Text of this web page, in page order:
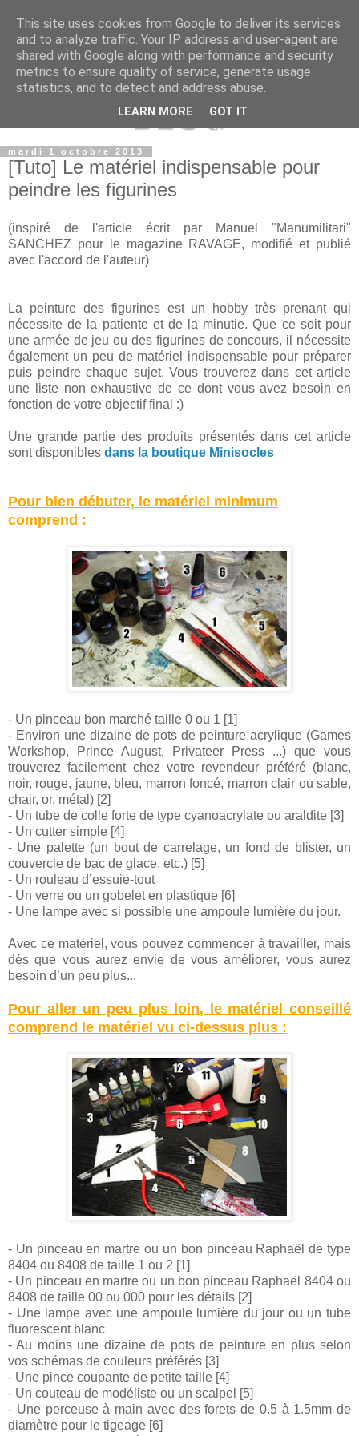
mardi 1 octobre 2013
[Tuto] Le matériel indispensable pour
peindre les figurines
(inspiré de l'article écrit par Manuel "Manumilitari"
SANCHEZ pour le magazine RAVAGE, modifié et publié
avec l'accord de l'auteur)
La peinture des figurines est un hobby très prenant qui
nécessite de la patiente et de la minutie. Que ce soit pour
une armée de jeu ou des figurines de concours, il nécessite
également un peu de matériel indispensable pour préparer
puis peindre chaque sujet. Vous trouverez dans cet article
une liste non exhaustive de ce dont vous avez besoin en
fonction de votre objectif final :)
Une grande partie des produits présentés dans cet article
sont disponibles dans la boutique Minisocles
Pour bien débuter, le matériel minimum
comprend :
- Un pinceau bon marché taille 0 ou 1 [1]
- Environ une dizaine de pots de peinture acrylique (Games
Workshop, Prince August, Privateer Press ...) que vous
trouverez facilement chez votre revendeur préféré (blanc,
noir, rouge, jaune, bleu, marron foncé, marron clair ou sable,
chair, or, métal) [2]
- Un tube de colle forte de type cyanoacrylate ou araldite [3]
- Un cutter simple [4]
- Une palette (un bout de carrelage, un fond de blister, un
couvercle de bac de glace, etc.) [5]
- Un rouleau d’essuie-tout
- Un verre ou un gobelet en plastique [6]
- Une lampe avec si possible une ampoule lumière du jour.
Avec ce matériel, vous pouvez commencer à travailler, mais
dés que vous aurez envie de vous améliorer, vous aurez
besoin d’un peu plus...
Pour aller un peu plus loin, le matériel conseillé
comprend le matériel vu ci-dessus plus :
- Un pinceau en martre ou un bon pinceau Raphaël de type
8404 ou 8408 de taille 1 ou 2 [1]
- Un pinceau en martre ou un bon pinceau Raphaël 8404 ou
8408 de taille 00 ou 000 pour les détails [2]
- Une lampe avec une ampoule lumière du jour ou un tube
fluorescent blanc
- Au moins une dizaine de pots de peinture en plus selon
vos schémas de couleurs préférés [3]
- Une pince coupante de petite taille [4]
- Un couteau de modéliste ou un scalpel [5]
- Une perceuse à main avec des forets de 0.5 à 1.5mm de
diamètre pour le tigeage [6]
This site uses cookies from Google to deliver its services
and to analyze traffic. Your IP address and user-agent are
shared with Google along with performance and security
metrics to ensure quality of service, generate usage
statistics, and to detect and address abuse.
LEARN MORE GOT IT